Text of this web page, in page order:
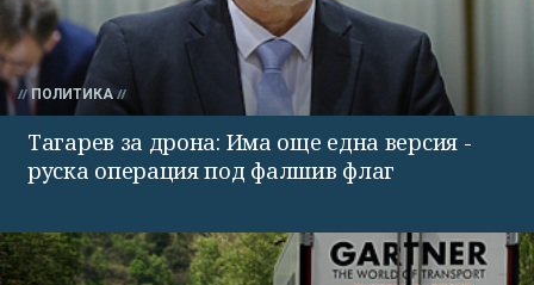
ПОЛИТИКА
Тагарев за дрона: Има още една версия -
руска операция под фалшив флаг